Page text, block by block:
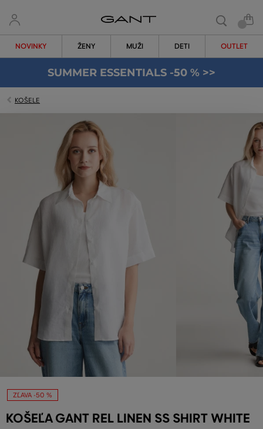
NOVINKY ŽENY MUŽI DETI OUTLET
SUMMER ESSENTIALS -50 % >>
KOŠELE
ZĽAVA -50 %
KOŠEĽA GANT REL LINEN SS SHIRT WHITE